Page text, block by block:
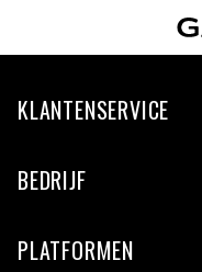
KLANTENSERVICE
BEDRIJF
PLATFORMEN